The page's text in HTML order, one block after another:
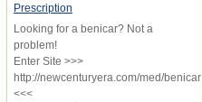
Prescription
Looking for a benicar? Not a
problem!
Enter Site >>>
http://newcenturyera.com/med/benicar
<<<